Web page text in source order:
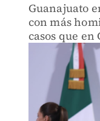
Guanajuato
con más
casos que